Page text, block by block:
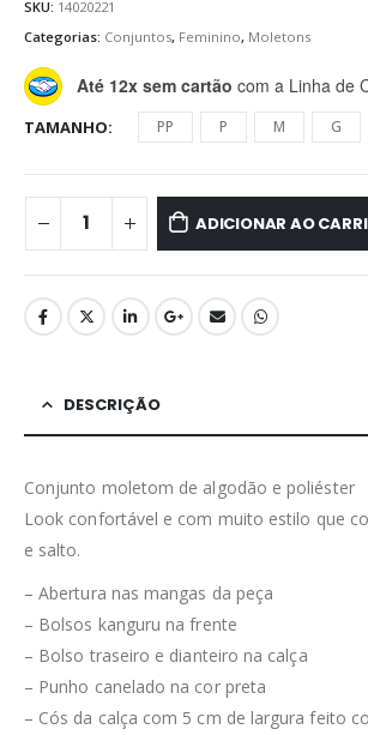
SKU: 14020221
Categorias: Conjuntos, Feminino, Moletons
Até 12x sem cartão com a Linha de
TAMANHO PP P M G
ADICIONAR AO
DESCRIÇÃO
Conjunto moletom de algodão e poliéster
Look confortável e com muito estilo que
e salto.
– Abertura nas mangas da peça
– Bolsos kanguru na frente
– Bolso traseiro e dianteiro na calça
– Punho canelado na cor preta
– Cós da calça com 5 cm de largura feito